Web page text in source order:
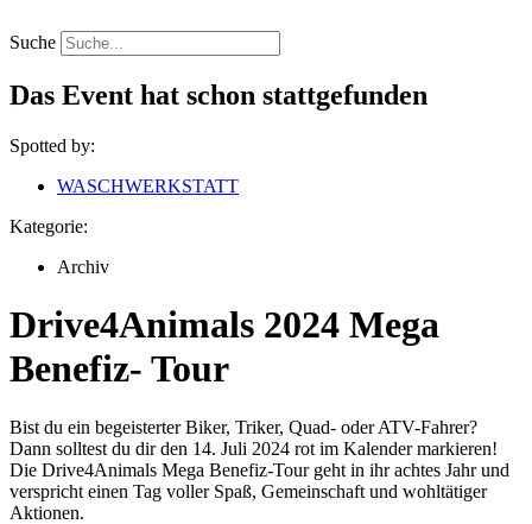
Inhalt
springen
Suche
Das Event hat schon stattgefunden
Spotted by:
WASCHWERKSTATT
Kategorie:
Archiv
Drive4Animals 2024 Mega
Benefiz- Tour
Bist du ein begeisterter Biker, Triker, Quad- oder ATV-Fahrer?
Dann solltest du dir den 14. Juli 2024 rot im Kalender markieren!
Die Drive4Animals Mega Benefiz-Tour geht in ihr achtes Jahr und
verspricht einen Tag voller Spaß, Gemeinschaft und wohltätiger
Aktionen.